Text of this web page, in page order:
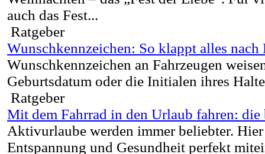
auch das Fest...
Ratgeber
Wunschkennzeichen: So klappt alles nach
Wunschkennzeichen an Fahrzeugen
Geburtsdatum oder die Initialen ihres
Ratgeber
Mit dem Fahrrad in den Urlaub fahren: die
Aktivurlaube werden immer beliebter. Hier
Entspannung und Gesundheit perfekt